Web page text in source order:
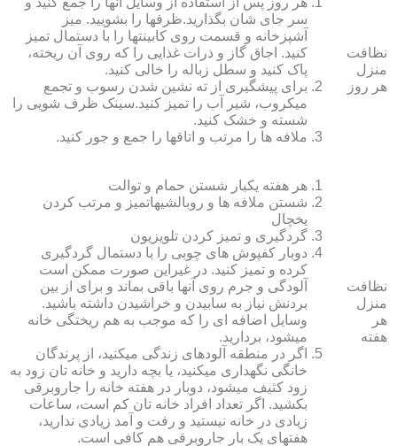
نظافت
منزل
هر روز
سر جای شان بگذارید.ظرف‏ها را بشویید. میز
آشپزخانه و قسمت روی کابینت‏ها را با دستمال تمیز
کنید. اجاق گاز و ذرات غذایی را که روی آن ریخته،
پاک کنید و سطل زباله را خالی کنید.
برای پیشگیری از ته نشین شدن رسوب و تجمع
میکروب، شیر آب را تمیز کنید.سینک ظرف شویی را
شسته و خشک کنید.
ملافه‏ ها را مرتب و اتاق‏ها را جمع و جور کنید.
نظافت
منزل
هر
هفته
هر هفته یکبار شستن حمام و توالت
شستن ملافه‏ ها و روبالشی‎هاتمیز و مرتب کردن
یخچال
گردگیری و تمیز کردن تلویزیون
دوبار کفپوش‏ های چوبی را با دستمال گردگیری
کرده و تمیز کنید. در غیراین صورت ممکن است
آلودگی و جرم روی آنها باقی بماند و برای از بین
بردنش نیاز به سابیدن و خراشیدن داشته باشید.
وسایل اضافه ای را که موجب به هم ریختگی خانه
می‏شود، بردارید.
اگر در منطقه آلوده‏ای زندگی می‏کنید، از پرندگان
خانگی نگهداری می‏کنید، یا بچه دارید و خانه‏ تان زود به
زود کثیف می‏شود، دوبار در هفته خانه را جاروبرقی
بکشید. اگر تعداد افراد خانه ‏تان کم است، ساعات
زیادی در خانه نیستید و رفت و آمد زیادی ندارید،
هفته‏ای یک بار جاروبرقی هم کافی است.